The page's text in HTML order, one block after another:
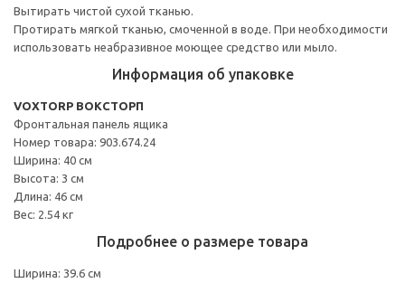
Вытирать чистой сухой тканью.
Протирать мягкой тканью, смоченной в воде. При необходимости
использовать неабразивное моющее средство или мыло.
Информация об упаковке
VOXTORP ВОКСТОРП
Фронтальная панель ящика
Номер товара: 903.674.24
Ширина: 40 см
Высота: 3 см
Длина: 46 см
Вес: 2.54 кг
Подробнее о размере товара
Ширина: 39.6 см